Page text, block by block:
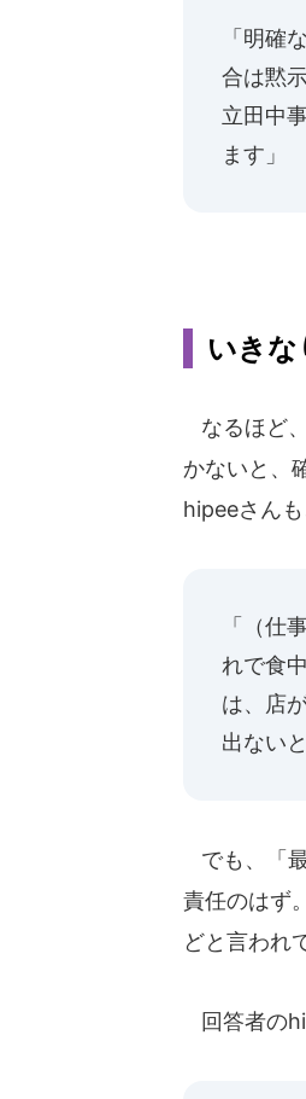
「明確
合は黙
立田中
ます」
いきな
なるほど
かないと、
hipeeさん
「（仕
れで食
は、店
出ない
でも、「
責任のはず
どと言われ
回答者の